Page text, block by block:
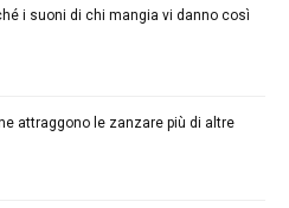
i suoni di chi mangia vi danno così
attraggono le zanzare più di altre